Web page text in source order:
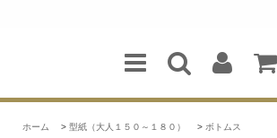
ホーム > 型紙（大人１５０～１８０） > ボトムス